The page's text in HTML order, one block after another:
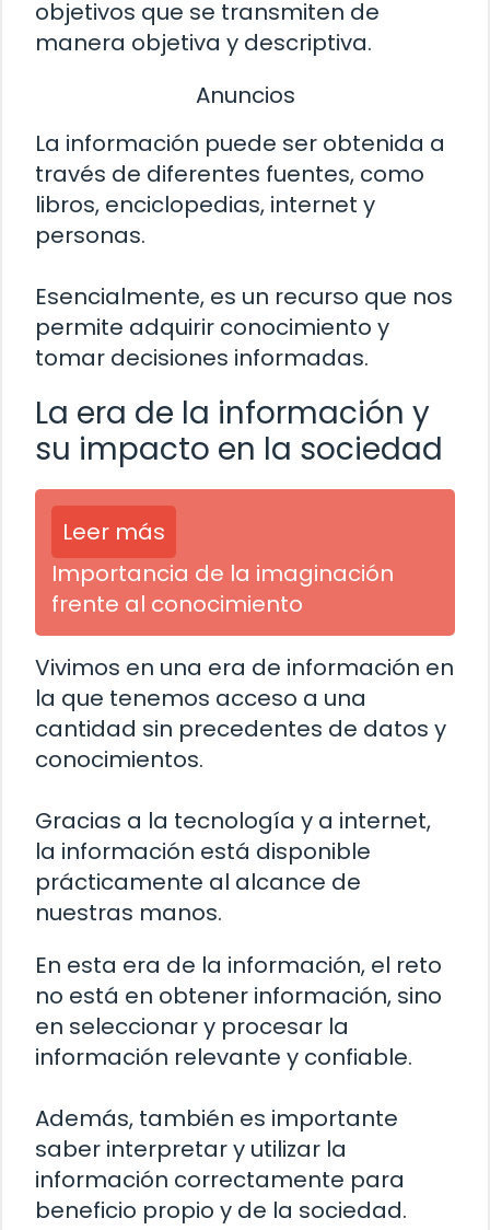
objetivos que se transmiten de
manera objetiva y descriptiva.
Anuncios
La información puede ser obtenida a
través de diferentes fuentes, como
libros, enciclopedias, internet y
personas.
Esencialmente, es un recurso que nos
permite adquirir conocimiento y
tomar decisiones informadas.
La era de la información y
su impacto en la sociedad
Leer más
Importancia de la imaginación
frente al conocimiento
Vivimos en una era de información en
la que tenemos acceso a una
cantidad sin precedentes de datos y
conocimientos.
Gracias a la tecnología y a internet,
la información está disponible
prácticamente al alcance de
nuestras manos.
En esta era de la información, el reto
no está en obtener información, sino
en seleccionar y procesar la
información relevante y confiable.
Además, también es importante
saber interpretar y utilizar la
información correctamente para
beneficio propio y de la sociedad.